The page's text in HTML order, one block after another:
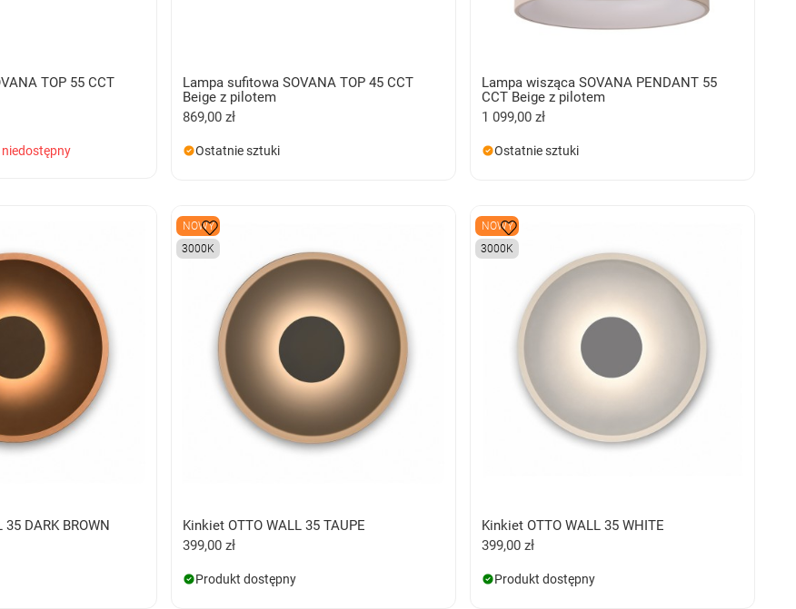
TOP 55 CCT
Lampa sufitowa SOVANA TOP 45 CCT
Beige z pilotem
869,00 zł
Ostatnie sztuki
Lampa wisząca SOVANA PENDANT 55
CCT Beige z pilotem
1 099,00 zł
Ostatnie sztuki
DARK BROWN
NOWY
3000K
Kinkiet OTTO WALL 35 TAUPE
399,00 zł
Produkt dostępny
NOWY
3000K
Kinkiet OTTO WALL 35 WHITE
399,00 zł
Produkt dostępny